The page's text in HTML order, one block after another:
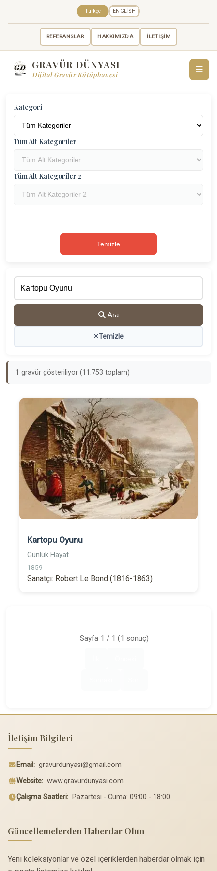
REFERANSLAR HAKKIMIZDA İLETİŞİM
Türkçe ENGLISH
GRAVÜR DÜNYASI
Dijital Gravür Kütüphanesi
☰
Kategori
Tüm Alt Kategoriler
Tüm Alt Kategoriler 2
Temizle
Ara
Temizle
1 gravür gösteriliyor (11.753 toplam)
Kartopu Oyunu
Günlük Hayat
1859
Sanatçı: Robert Le Bond (1816-1863)
Sayfa 1 / 1 (1 sonuç)
İletişim Bilgileri
Email: gravurdunyasi@gmail.com
Website: www.gravurdunyasi.com
Çalışma Saatleri: Pazartesi - Cuma: 09:00 - 18:00
Güncellemelerden Haberdar Olun
Yeni koleksiyonlar ve özel içeriklerden haberdar olmak için